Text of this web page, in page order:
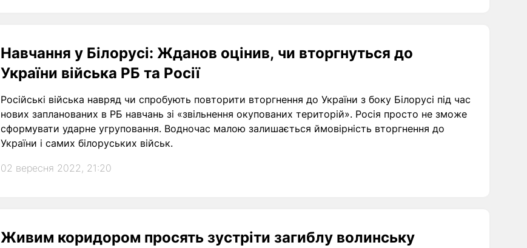
Навчання у Білорусі: Жданов оцінив, чи вторгнуться до
України війська РБ та Росії
Російські війська навряд чи спробують повторити вторгнення до України з боку Білорусі під час
нових запланованих в РБ навчань зі «звільнення окупованих територій». Росія просто не зможе
сформувати ударне угруповання. Водночас малою залишається ймовірність вторгнення до
України і самих білоруських військ.
02 вересня 2022, 21:20
Живим коридором просять зустріти загиблу волинську